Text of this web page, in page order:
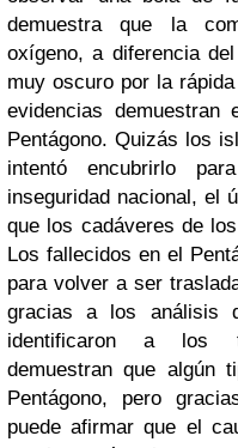
demuestra que la
oxígeno, a diferencia
muy oscuro por la
evidencias demuestran
Pentágono. Quizás los
intentó encubrirlo
inseguridad nacional, el
que los cadáveres de
Los fallecidos en el
para volver a ser
gracias a los análisis
identificaron a los
demuestran que algún
Pentágono, pero
puede afirmar que el